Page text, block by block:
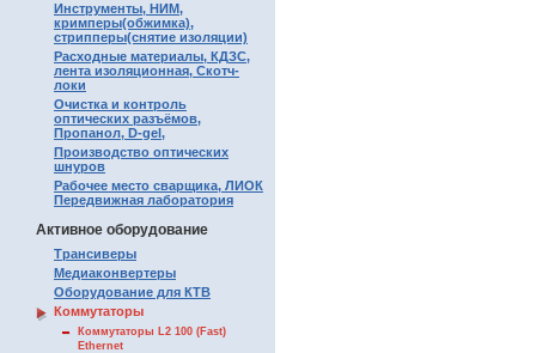
Инструменты, НИМ,
кримперы(обжимка),
стрипперы(снятие изоляции)
Расходные материалы, КДЗС,
лента изоляционная, Скотч-
локи
Очистка и контроль
оптических разъёмов,
Пропанол, D-gel,
Производство оптических
шнуров
Рабочее место сварщика, ЛИОК
Передвижная лаборатория
Активное оборудование
Трансиверы
Медиаконвертеры
Оборудование для КТВ
Коммутаторы
Коммутаторы L2 100 (Fast)
Ethernet